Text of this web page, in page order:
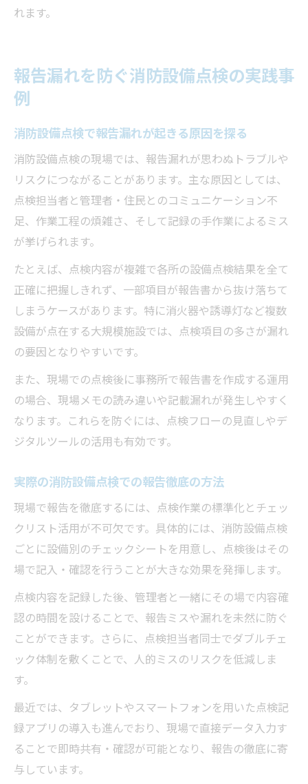
れます。
報告漏れを防ぐ消防設備点検の実践事
例
消防設備点検で報告漏れが起きる原因を探る
消防設備点検の現場では、報告漏れが思わぬトラブルや
リスクにつながることがあります。主な原因としては、
点検担当者と管理者・住民とのコミュニケーション不
足、作業工程の煩雑さ、そして記録の手作業によるミス
が挙げられます。
たとえば、点検内容が複雑で各所の設備点検結果を全て
正確に把握しきれず、一部項目が報告書から抜け落ちて
しまうケースがあります。特に消火器や誘導灯など複数
設備が点在する大規模施設では、点検項目の多さが漏れ
の要因となりやすいです。
また、現場での点検後に事務所で報告書を作成する運用
の場合、現場メモの読み違いや記載漏れが発生しやすく
なります。これらを防ぐには、点検フローの見直しやデ
ジタルツールの活用も有効です。
実際の消防設備点検での報告徹底の方法
現場で報告を徹底するには、点検作業の標準化とチェッ
クリスト活用が不可欠です。具体的には、消防設備点検
ごとに設備別のチェックシートを用意し、点検後はその
場で記入・確認を行うことが大きな効果を発揮します。
点検内容を記録した後、管理者と一緒にその場で内容確
認の時間を設けることで、報告ミスや漏れを未然に防ぐ
ことができます。さらに、点検担当者同士でダブルチェ
ック体制を敷くことで、人的ミスのリスクを低減しま
す。
最近では、タブレットやスマートフォンを用いた点検記
録アプリの導入も進んでおり、現場で直接データ入力す
ることで即時共有・確認が可能となり、報告の徹底に寄
与しています。